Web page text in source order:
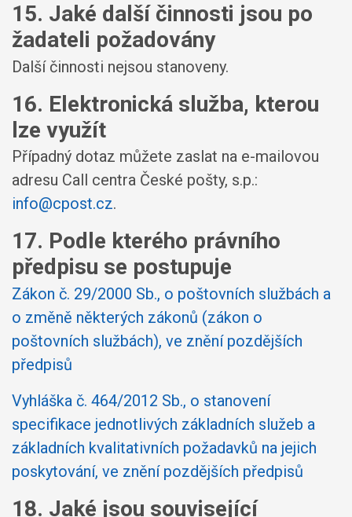
15. Jaké další činnosti jsou po
žadateli požadovány
Další činnosti nejsou stanoveny.
16. Elektronická služba, kterou
lze využít
Případný dotaz můžete zaslat na e-mailovou
adresu Call centra České pošty, s.p.:
info@cpost.cz.
17. Podle kterého právního
předpisu se postupuje
Zákon č. 29/2000 Sb., o poštovních službách a
o změně některých zákonů (zákon o
poštovních službách), ve znění pozdějších
předpisů
Vyhláška č. 464/2012 Sb., o stanovení
specifikace jednotlivých základních služeb a
základních kvalitativních požadavků na jejich
poskytování, ve znění pozdějších předpisů
18. Jaké jsou související